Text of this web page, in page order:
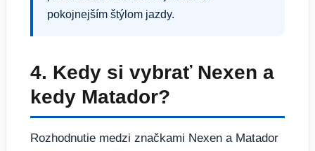
pokojnejším štýlom jazdy.
4. Kedy si vybrať Nexen a
kedy Matador?
Rozhodnutie medzi značkami Nexen a Matador